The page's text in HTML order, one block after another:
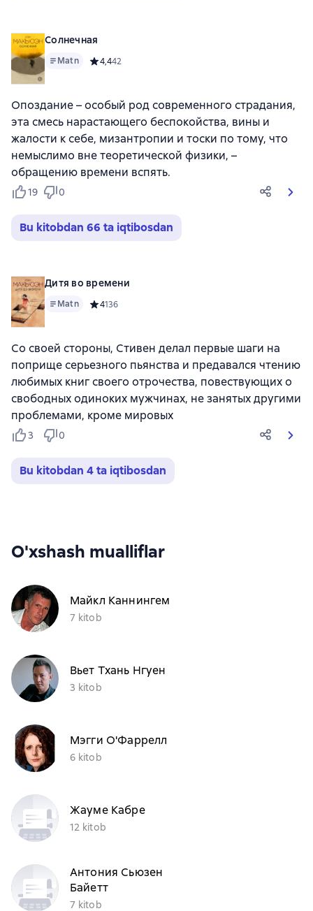
Солнечная
Matn Средний рейтинг 4,4 на основе 42 оценок
4,442
Опоздание – особый род современного страдания,
эта смесь нарастающего беспокойства, вины и
жалости к себе, мизантропии и тоски по тому, что
немыслимо вне теоретической физики, –
обращению времени вспять.
19 0
Bu kitobdan 66 ta iqtibosdan
Дитя во времени
Matn Средний рейтинг 4 на основе 136 оценок
4136
Со своей стороны, Стивен делал первые шаги на
поприще серьезного пьянства и предавался чтению
любимых книг своего отрочества, повествующих о
свободных одиноких мужчинах, не занятых другими
проблемами, кроме мировых
3 0
Bu kitobdan 4 ta iqtibosdan
O'xshash mualliflar
Майкл Каннингем
7 kitob
Вьет Тхань Нгуен
3 kitob
Мэгги О'Фаррелл
6 kitob
Жауме Кабре
12 kitob
Антония Сьюзен
Байетт
7 kitob